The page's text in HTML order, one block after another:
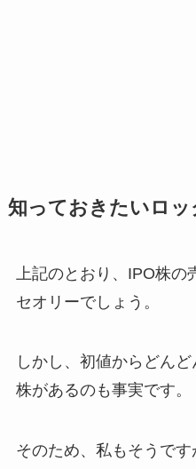
知っておきたいロ
上記のとおり、IPO株
セオリーでしょう。
しかし、初値からどん
株があるのも事実です。
そのため、私もそうで